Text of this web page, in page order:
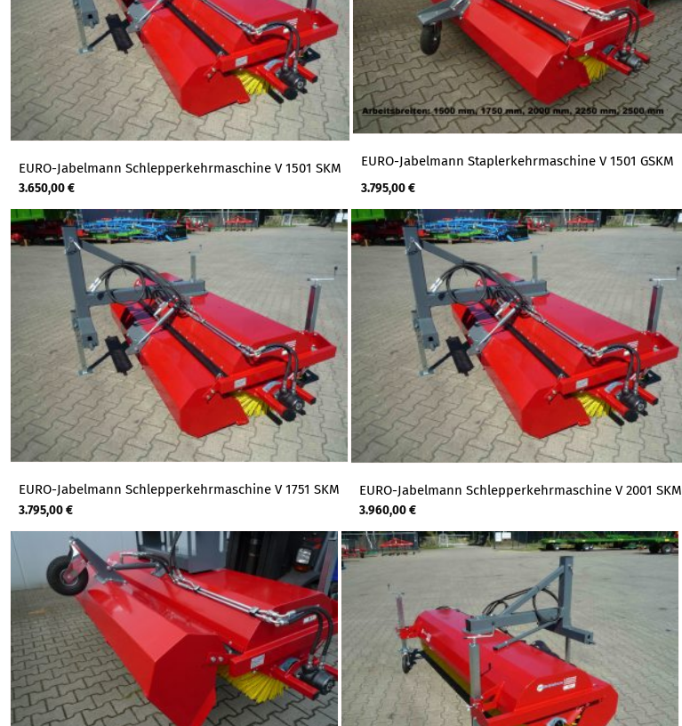
EURO-Jabelmann Schlepperkehrmaschine V 1501 SKM
3.650,00€
EURO-Jabelmann Staplerkehrmaschine V 1501 GSKM
3.795,00€
EURO-Jabelmann Schlepperkehrmaschine V 1751 SKM
3.795,00€
EURO-Jabelmann Schlepperkehrmaschine V 2001 SKM
3.960,00€